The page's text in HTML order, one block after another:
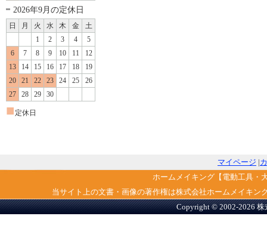
2026年9月の定休日
日 月 火 水 木 金
土
1
2 3 4
5
6
7 8 9 10 11
12
13
14 15 16 17 18
19
20
21 22 23 24 25
26
27
28 29 30
■ 定休日
マイページ |
ホームメイキング【電動工具・
当サイト上の文書・画像の著作権は株式会社ホームメイキ
Copyright © 2002-2026